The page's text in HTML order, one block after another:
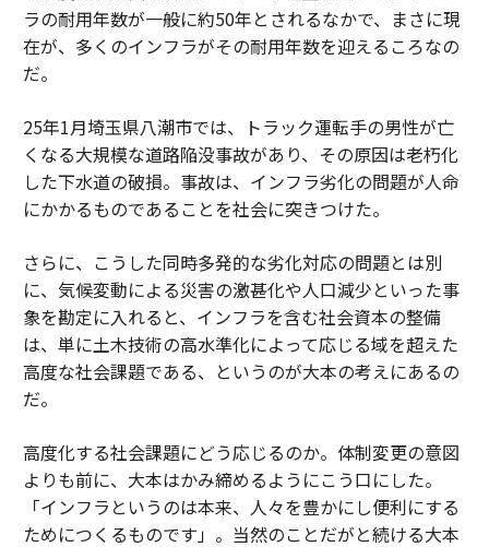
ラの耐用年数が一般に約50年とされるなかで、まさに現
在が、多くのインフラがその耐用年数を迎えるころなの
だ。
25年1月埼玉県八潮市では、トラック運転手の男性が亡
くなる大規模な道路陥没事故があり、その原因は老朽化
した下水道の破損。事故は、インフラ劣化の問題が人命
にかかるものであることを社会に突きつけた。
さらに、こうした同時多発的な劣化対応の問題とは別
に、気候変動による災害の激甚化や人口減少といった事
象を勘定に入れると、インフラを含む社会資本の整備
は、単に土木技術の高水準化によって応じる域を超えた
高度な社会課題である、というのが大本の考えにあるの
だ。
高度化する社会課題にどう応じるのか。体制変更の意図
よりも前に、大本はかみ締めるようにこう口にした。
「インフラというのは本来、人々を豊かにし便利にする
ためにつくるものです」。当然のことだがと続ける大本